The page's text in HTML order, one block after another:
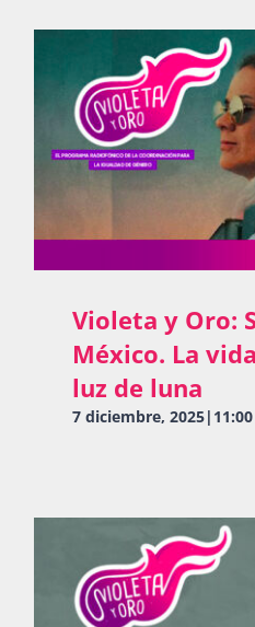
Violeta y Oro:
México. La
luz de luna
7 diciembre,